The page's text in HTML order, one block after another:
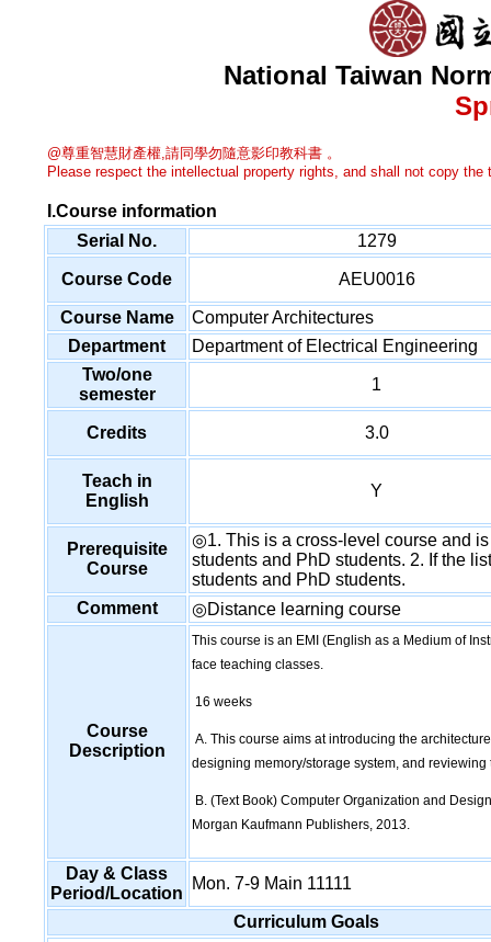
National Taiwan
@尊重智慧財產權,請同學勿隨意影印教科書 。
Please respect the intellectual property rights, and shall not copy the
I.Course information
Serial No.
1279
Course Code AEU0016
Course Name
Computer Architectures
Department
Department of Electrical Engineering
Two/one
semester
1
Credits 3.0
Teach in
English
Y
Prerequisite
Course
◎1. This is a cross-level course and
students and PhD students. 2. If the
students and PhD students.
Comment
◎Distance learning course
Course
Description
This course is an EMI (English as a Medium of
face teaching classes.
16 weeks
A. This course aims at introducing the
designing memory/storage system, and
B. (Text Book) Computer Organization and
Morgan Kaufmann Publishers, 2013.
Day & Class
Period/Location
Mon. 7-9 Main 11111
Curriculum Goals